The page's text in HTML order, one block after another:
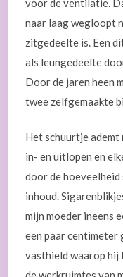
naar laag wegloopt
zitgedeelte is. Een
als leungedeelte
Door de jaren heen
twee zelfgemaakte
Het schuurtje ademt
in- en uitlopen en
door de hoeveelheid
inhoud.
mijn moeder ineens
een paar centimeter
vasthield waarop hij